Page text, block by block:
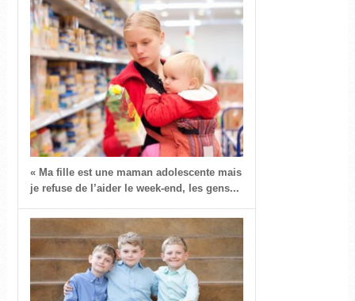
« Ma fille est une maman adolescente mais
je refuse de l’aider le week-end, les gens...